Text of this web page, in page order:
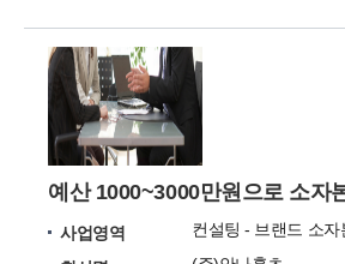
예산 1000~3000만원으로 소자
사업영역
컨설팅 - 브랜드 소자